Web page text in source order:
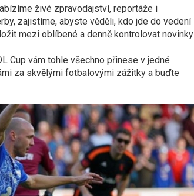
živé zpravodajství, reportáže i
zajistíme, abyste věděli, kdo jde do vedení
mezi oblíbené a denně kontrolovat novinky
Cup vám tohle všechno přinese v jedné
za skvělými fotbalovými zážitky a buďte